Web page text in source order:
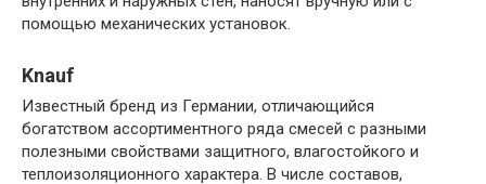
помощью механических установок.
Knauf
Известный бренд из Германии, отличающийся
богатством ассортиментного ряда смесей с разными
полезными свойствами защитного, влагостойкого и
теплоизоляционного характера. В числе составов,